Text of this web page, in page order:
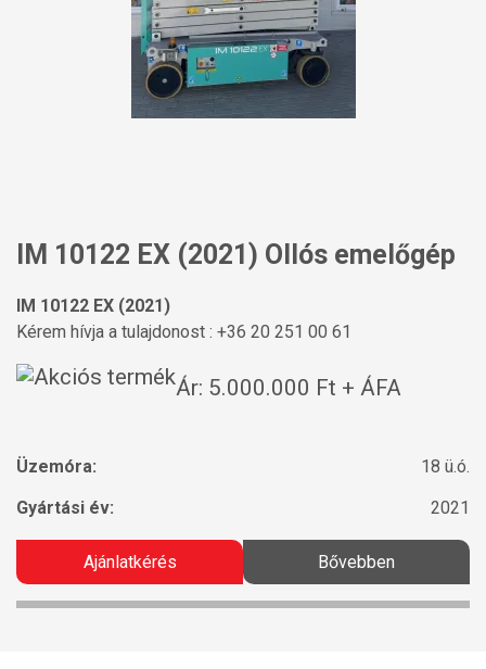
IM 10122 EX (2021) Ollós emelőgép
IM 10122 EX (2021)
Kérem hívja a tulajdonost : +36 20 251 00 61
Ár: 5.000.000 Ft + ÁFA
Üzemóra:
18 ü.ó.
Gyártási év:
2021
Ajánlatkérés Bővebben